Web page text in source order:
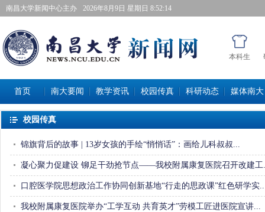
南昌大学新闻中心主办 2026年8月9日星期日 8:52:15
本科生
首页 南大要闻 教学资讯 校园传真 科研动态 媒体南大
校园传真
锦旗背后的故事| 13岁女孩的手绘“悄悄话”：画给儿科叔叔...
凝心聚力促建设铆足干劲抢节点——我校附属康复医院召开改建工
口腔医学院思想政治工作协同创新基地“行走的思政课”红色研学实
我校附属康复医院举办“工学互动共育英才”劳模工匠进医院宣讲...